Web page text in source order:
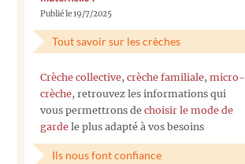
Publié le 19/7/2025
Tout savoir sur les crèches
Crèche collective, crèche familiale, micro-
crèche, retrouvez les informations qui
vous permettrons de choisir le mode de
garde le plus adapté à vos besoins
Ils nous font confiance